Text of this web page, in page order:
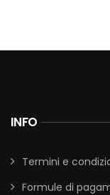
INFO
Termini e
Formule di